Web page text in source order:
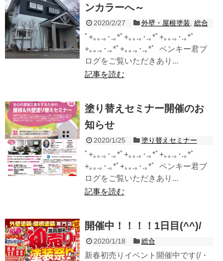
ンカラーへ～
2020/2/27 外壁・屋根塗装 総合
ﾟ+｡｡.｡･.｡*ﾟ+｡｡.｡･.｡*ﾟ+｡｡.｡･.｡*ﾟ
+｡｡.｡･.｡*ﾟ+｡｡.｡･.｡*ﾟ ペンキー君ブ
ログをご覧いただきあり...
記事を読む
塗り替えセミナー開催のお
知らせ
2020/1/25 塗り替えセミナー
ﾟ+｡｡.｡･.｡*ﾟ+｡｡.｡･.｡*ﾟ+｡｡.｡･.｡*ﾟ
+｡｡.｡･.｡*ﾟ+｡｡.｡･.｡*ﾟ ペンキー君ブ
ログをご覧いただきあり...
記事を読む
開催中！！！！1日目(^^)/
2020/1/18 総合
新春初売りイベント開催中です(/・